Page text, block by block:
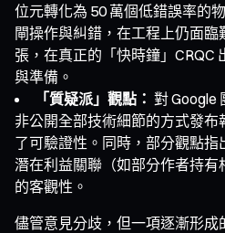
位元轉化為 50 萬個低錯誤率的
閘操作與糾錯，在工程上仍面
張，在真正的「快時鐘」CRQC
與準備。
「質疑派」觀點： 對 Google
非公開全部技術細節的方式發
了可驗證性。同時，部分觀點
潛在利益關聯（如部分作者持
的客觀性。
儘管意見分歧，但一項逐漸形成